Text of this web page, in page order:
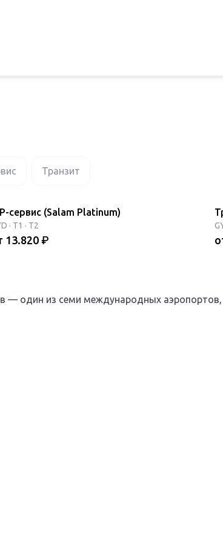
Транзит
сервис (Salam Platinum)
· T1 · T2
13.820 ₽
— один из семи международных